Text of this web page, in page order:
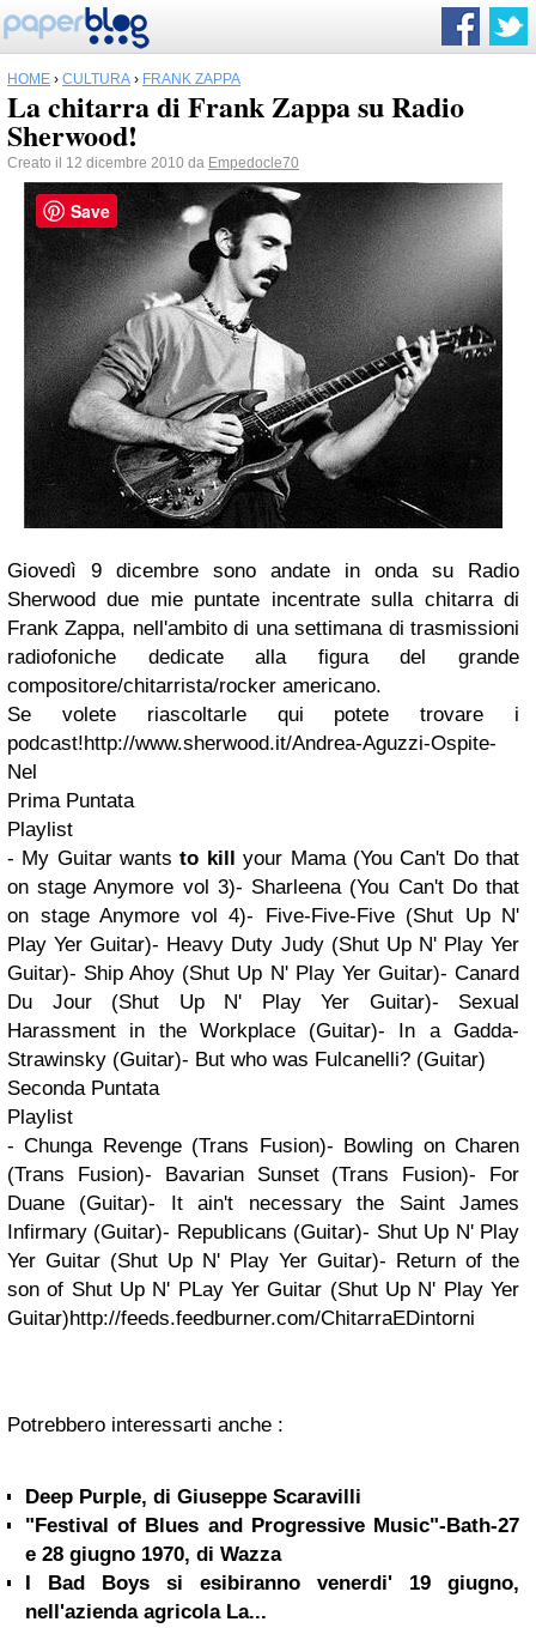
HOME › CULTURA › FRANK ZAPPA
La chitarra di Frank Zappa su Radio
Sherwood!
Creato il 12 dicembre 2010 da Empedocle70
Giovedì 9 dicembre sono andate in onda su Radio
Sherwood due mie puntate incentrate sulla chitarra di
Frank Zappa, nell'ambito di una settimana di trasmissioni
radiofoniche dedicate alla figura del grande
compositore/chitarrista/rocker americano.
Se volete riascoltarle qui potete trovare i
podcast!http://www.sherwood.it/Andrea-Aguzzi-Ospite-
Nel
Prima Puntata
Playlist
- My Guitar wantsto kill your Mama (You Can't Do that
on stage Anymore vol 3)- Sharleena (You Can't Do that
on stage Anymore vol 4)- Five-Five-Five (Shut Up N'
Play Yer Guitar)- Heavy Duty Judy (Shut Up N' Play Yer
Guitar)- Ship Ahoy (Shut Up N' Play Yer Guitar)- Canard
Du Jour (Shut Up N' Play Yer Guitar)- Sexual
Harassment in the Workplace (Guitar)- In a Gadda-
Strawinsky (Guitar)- But who was Fulcanelli? (Guitar)
Seconda Puntata
Playlist
- Chunga Revenge (Trans Fusion)- Bowling on Charen
(Trans Fusion)- Bavarian Sunset (Trans Fusion)- For
Duane (Guitar)- It ain't necessary the Saint James
Infirmary (Guitar)- Republicans (Guitar)- Shut Up N' Play
Yer Guitar (Shut Up N' Play Yer Guitar)- Return of the
son of Shut Up N' PLay Yer Guitar (Shut Up N' Play Yer
Guitar)http://feeds.feedburner.com/ChitarraEDintorni
Potrebbero interessarti anche :
Deep Purple, di Giuseppe Scaravilli
"Festival of Blues and Progressive Music"-Bath-27
e 28 giugno 1970, di Wazza
I Bad Boys si esibiranno venerdi' 19 giugno,
nell'azienda agricola La...
Save